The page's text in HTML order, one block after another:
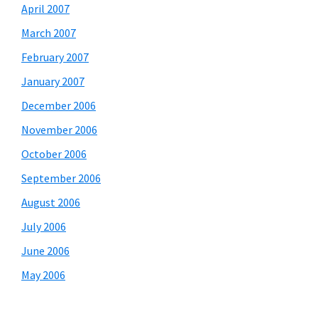
April 2007
March 2007
February 2007
January 2007
December 2006
November 2006
October 2006
September 2006
August 2006
July 2006
June 2006
May 2006